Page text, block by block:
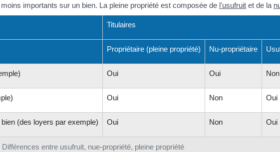
importants sur un bien. La pleine propriété est composée de l'usufruit et de la
Différences entre usufruit, nue-propriété, pleine propriété
Titulaires
Propriétaire (pleine propriété) Nu-propriétaire
Oui Oui Non
Oui Non Oui
(des loyers par exemple) Oui Non Oui